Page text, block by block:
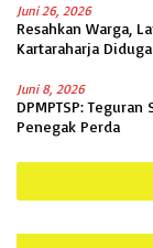
Juni 26, 2026
Resahkan Warga,
Kartaraharja
Juni 8, 2026
DPMPTSP:
Penegak Perda